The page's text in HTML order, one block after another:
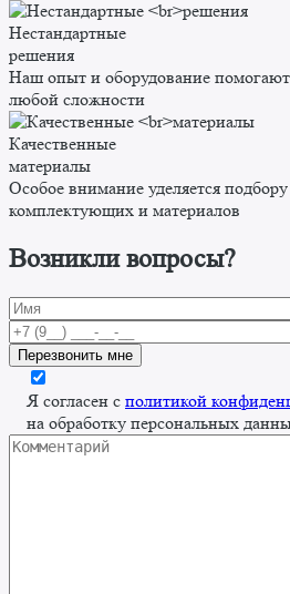
Нестандартные
решения
Наш опыт и оборудование
любой сложности
Качественные
материалы
Особое внимание уделяется
комплектующих и материалов
Возникли вопросы?
Я согласен с политикой
на обработку персональных